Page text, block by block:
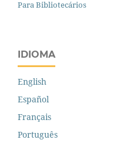
Para Bibliotecários
IDIOMA
English
Español
Français
Português